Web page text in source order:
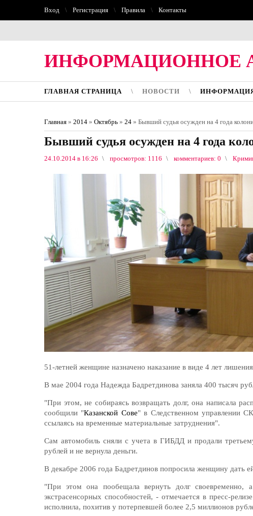
Вход Регистрация Правила Контакты
ИНФОРМАЦИОННОЕ
ГЛАВНАЯ СТРАНИЦА НОВОСТИ
Главная » 2014 » Октябрь » 24 » Бывший судья осужден на 4 года
Бывший судья осужден на 4 года
24.10.2014 в 16:26 просмотров: 1116 комментариев: 0
51-летней женщине назначено наказание в виде 4 лет
В мае 2004 года Надежда Бадретдинова заняла 400 тысяч
"При этом, не собираясь возвращать долг, она написала
сообщили "Казанской Сове" в Следственном управлении
ссылаясь на временные материальные затруднения".
Сам автомобиль сняли с учета в ГИБДД и продали
рублей и не вернула деньги.
В декабре 2006 года Бадретдинов попросила женщину дать
"При этом она пообещала вернуть долг
экстрасенсорных способностей, - отмечается в пресс-
исполнила, похитив у потерпевшей более 2,5 миллионов